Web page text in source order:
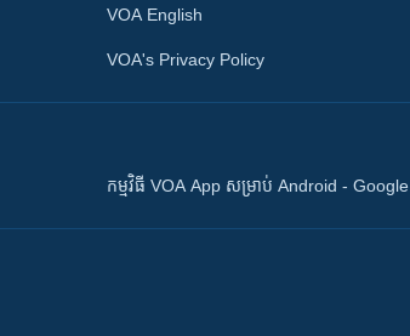
VOA English
VOA's Privacy Policy
កម្មវិធី​ VOA App សម្រាប់ Android - Google